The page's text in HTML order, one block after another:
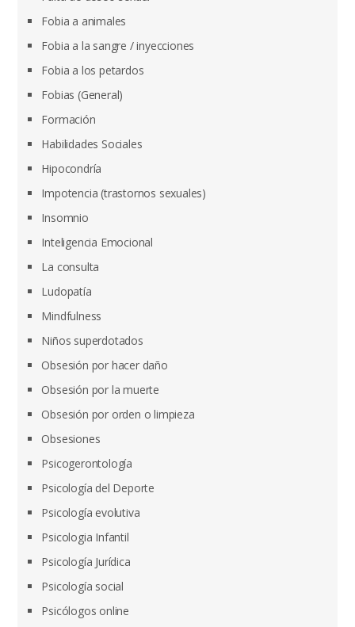
Fobia a animales
Fobia a la sangre / inyecciones
Fobia a los petardos
Fobias (General)
Formación
Habilidades Sociales
Hipocondría
Impotencia (trastornos sexuales)
Insomnio
Inteligencia Emocional
La consulta
Ludopatía
Mindfulness
Niños superdotados
Obsesión por hacer daño
Obsesión por la muerte
Obsesión por orden o limpieza
Obsesiones
Psicogerontología
Psicología del Deporte
Psicología evolutiva
Psicologia Infantil
Psicología Jurídica
Psicología social
Psicólogos online